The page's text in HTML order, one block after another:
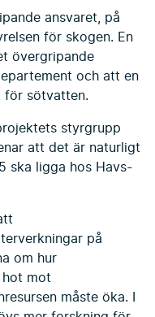
ansvaret, på
för skogen. En
övergripande
och att en
för sötvatten.
styrgrupp
att det är naturligt
ska ligga hos Havs-
på
om hur
hot mot
måste öka. I